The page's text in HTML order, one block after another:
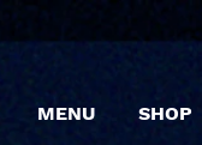
MENU SHOP